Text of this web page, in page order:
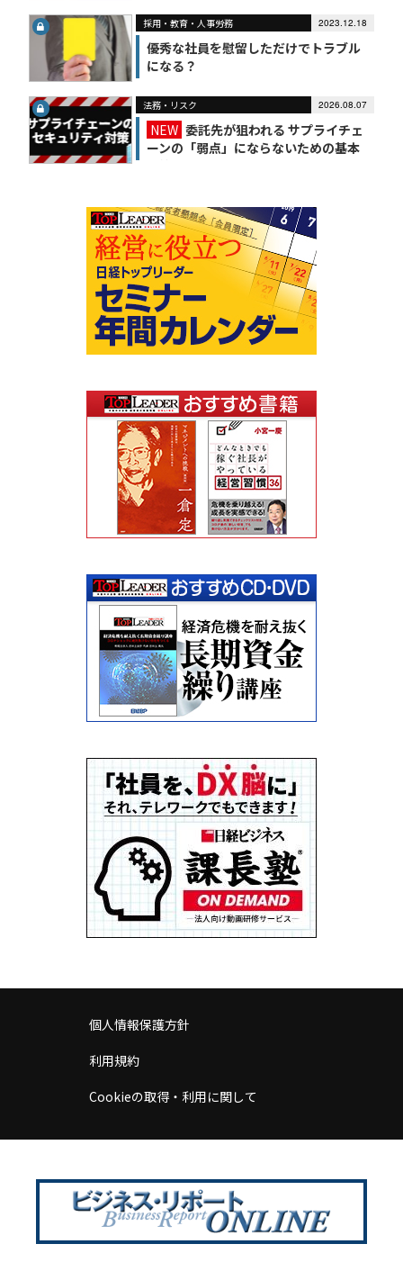
採用・教育・人事労務 2023.12.18
優秀な社員を慰留しただけでトラブル
になる？
法務・リスク 2026.08.07
NEW 委託先が狙われる サプライチェ
ーンの「弱点」にならないための基本
個人情報保護方針
利用規約
Cookieの取得・利用に関して